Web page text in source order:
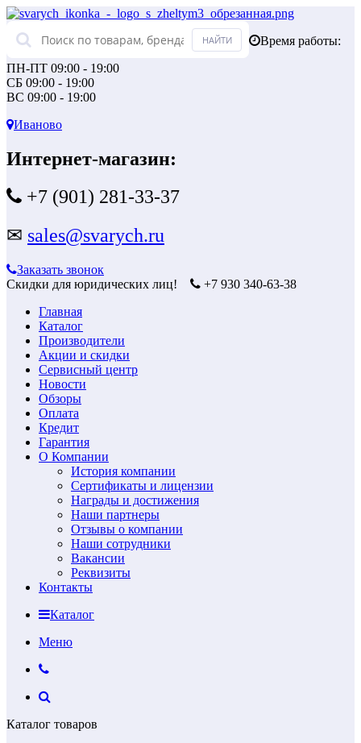
Время работы:
ПН-ПТ 09:00 - 19:00
СБ 09:00 - 19:00
ВС 09:00 - 19:00
Иваново
Интернет-магазин:
+7 (901) 281-33-37
✉ sales@svarych.ru
Заказать звонок
Скидки для юридических лиц!
+7 930 340-63-38
Главная
Каталог
Производители
Акции и скидки
Сервисный центр
Новости
Обзоры
Оплата
Кредит
Гарантия
О Компании
История компании
Сертификаты и лицензии
Награды и достижения
Наши партнеры
Отзывы о компании
Наши сотрудники
Вакансии
Реквизиты
Контакты
Каталог
Меню
Каталог товаров